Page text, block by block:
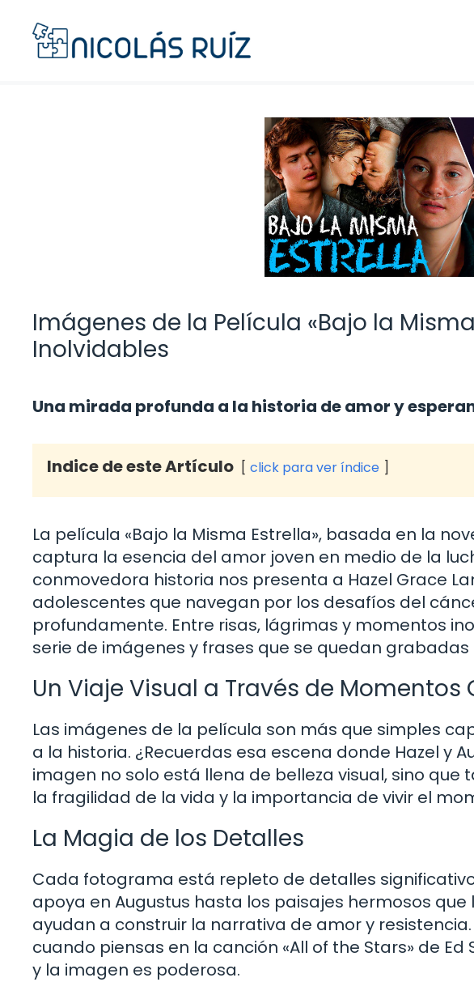
contenido
Imágenes de la Película «Bajo la
Inolvidables
Una mirada profunda a la historia de amor y
Indice de este Artículo click para ver índice
La película «Bajo la Misma Estrella», basada en la
captura la esencia del amor joven en medio de la
conmovedora historia nos presenta a Hazel Grace
adolescentes que navegan por los desafíos del
profundamente. Entre risas, lágrimas y momentos
serie de imágenes y frases que se quedan grabadas
Un Viaje Visual a Través de Momentos
Las imágenes de la película son más que simples
a la historia. ¿Recuerdas esa escena donde Hazel y
imagen no solo está llena de belleza visual, sino
la fragilidad de la vida y la importancia de vivir el
La Magia de los Detalles
Cada fotograma está repleto de detalles
apoya en Augustus hasta los paisajes hermosos
ayudan a construir la narrativa de amor y
cuando piensas en la canción «All of the Stars» de
y la imagen es poderosa.